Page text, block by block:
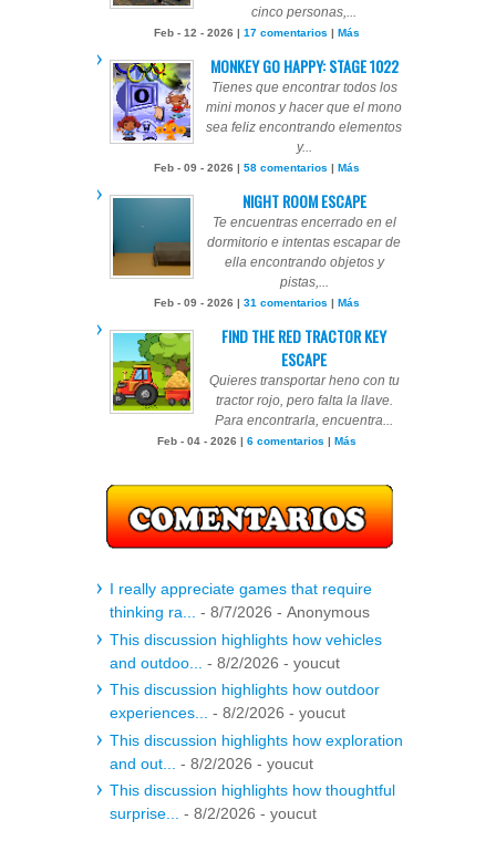
cinco personas,...
Feb - 12 - 2026 | 17 comentarios | Más
MONKEY GO HAPPY: STAGE 1022
Tienes que encontrar todos los
mini monos y hacer que el mono
sea feliz encontrando elementos
y...
Feb - 09 - 2026 | 58 comentarios | Más
NIGHT ROOM ESCAPE
Te encuentras encerrado en el
dormitorio e intentas escapar de
ella encontrando objetos y
pistas,...
Feb - 09 - 2026 | 31 comentarios | Más
FIND THE RED TRACTOR KEY
ESCAPE
Quieres transportar heno con tu
tractor rojo, pero falta la llave.
Para encontrarla, encuentra...
Feb - 04 - 2026 | 6 comentarios | Más
I really appreciate games that require
thinking ra...
- 8/7/2026 - Anonymous
This discussion highlights how vehicles
and outdoo...
- 8/2/2026 - youcut
This discussion highlights how outdoor
experiences...
- 8/2/2026 - youcut
This discussion highlights how exploration
and out...
- 8/2/2026 - youcut
This discussion highlights how thoughtful
surprise...
- 8/2/2026 - youcut